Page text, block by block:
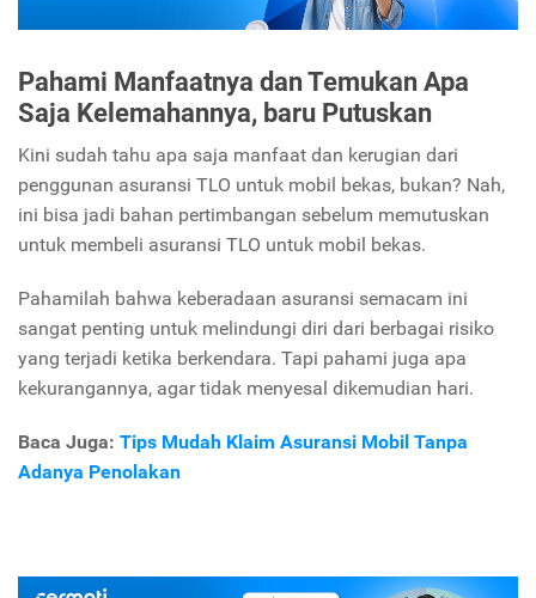
Pahami Manfaatnya dan Temukan Apa
Saja Kelemahannya, baru Putuskan
Kini sudah tahu apa saja manfaat dan kerugian dari
penggunan asuransi TLO untuk mobil bekas, bukan? Nah,
ini bisa jadi bahan pertimbangan sebelum memutuskan
untuk membeli asuransi TLO untuk mobil bekas.
Pahamilah bahwa keberadaan asuransi semacam ini
sangat penting untuk melindungi diri dari berbagai risiko
yang terjadi ketika berkendara. Tapi pahami juga apa
kekurangannya, agar tidak menyesal dikemudian hari.
Baca Juga: Tips Mudah Klaim Asuransi Mobil Tanpa
Adanya Penolakan